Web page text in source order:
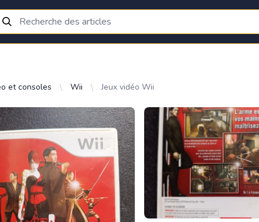
et consoles Wii Jeux vidéo Wii